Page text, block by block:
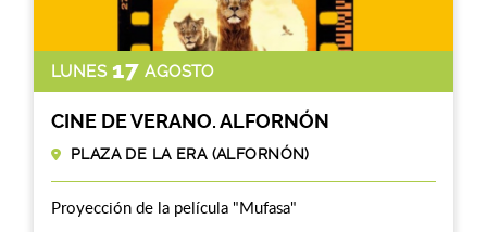
LUNES 17 AGOSTO
PLAZA DE LA ERA (ALFORNÓN)
CINE DE VERANO. ALFORNÓN
Proyección de la película "Mufasa"